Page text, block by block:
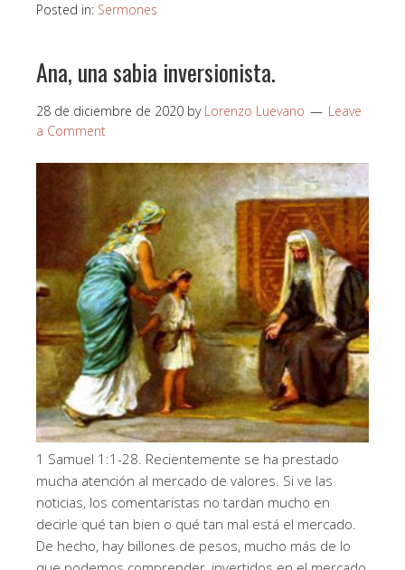
Posted in: Sermones
Ana, una sabia inversionista.
28 de diciembre de 2020 by Lorenzo Luevano
Leave
a Comment
1 Samuel 1:1-28. Recientemente se ha prestado
mucha atención al mercado de valores. Si ve las
noticias, los comentaristas no tardan mucho en
decirle qué tan bien o qué tan mal está el mercado.
De hecho, hay billones de pesos, mucho más de lo